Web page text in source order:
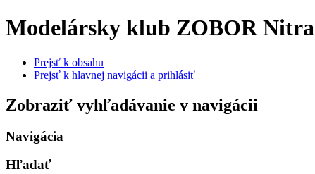
Modelársky klub ZOBOR Nitra
Prejsť k obsahu
Prejsť k hlavnej navigácii a prihlásiť
Zobraziť vyhľadávanie v navigácii
Navigácia
Hľadať